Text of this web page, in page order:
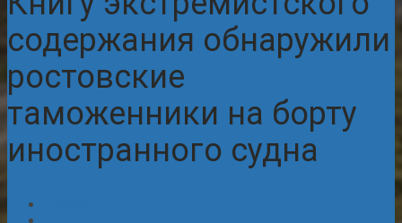
содержания обнаружили
ростовские
таможенники на борту
иностранного судна